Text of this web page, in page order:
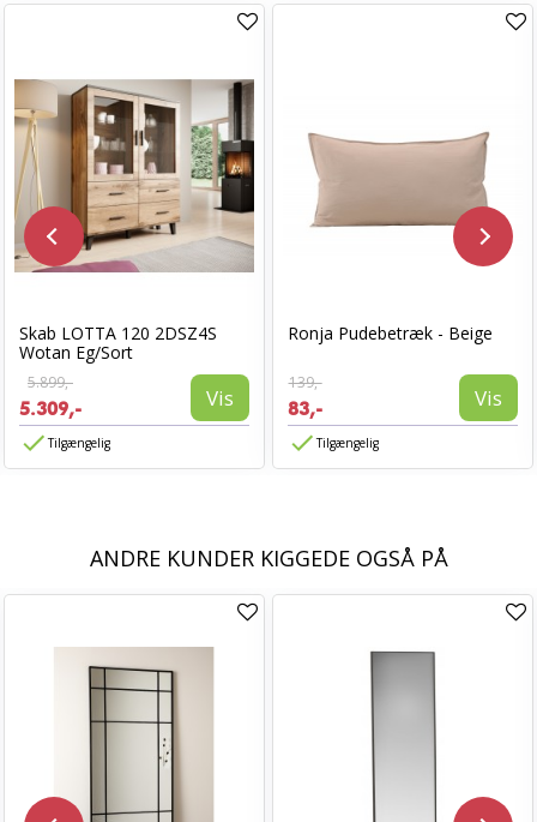
Skab LOTTA 120 2DSZ4S
Wotan Eg/Sort
5.899,-
5.309,- Vis
Tilgængelig
Ronja Pudebetræk - Beige
139,-
83,- Vis
Tilgængelig
ANDRE KUNDER KIGGEDE OGSÅ PÅ